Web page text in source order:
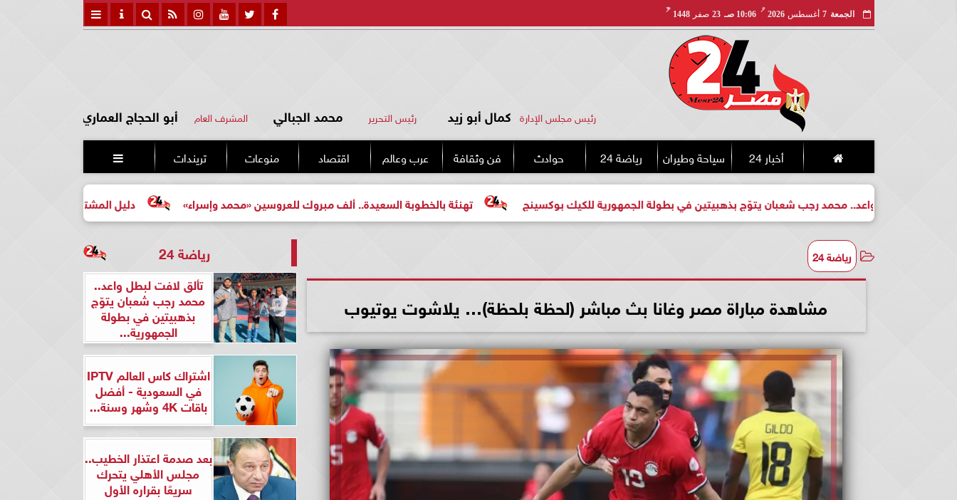
الجمعة 7 أغسطس 2026
مـ
10:06 صـ 23 صفر 1448
هـ
رئيس مجلس الإدارة كمال أبو زيد رئيس التحرير محمد الجبالي المشرف العام أبو الحجاج العماري
أخبار 24 سياحة وطيران رياضة 24 حوادث فن وثقافة عرب وعالم اقتصاد منوعات تريندات 
دليل المشتري لأول مرة لاختيار مشروع تهنئة بالخطوبة السعيدة.. ألف مبروك للعروسين «محمد وإسراء» واعد.. محمد رجب شعبان يتوّج بذهبيتين في بطولة الجمهورية للكيك بوكسينج
رياضة 24
مشاهدة مباراة مصر وغانا بث مباشر (لحظة بلحظة)… يلاشوت يوتيوب
رياضة 24
تألق لافت لبطل واعد..
محمد رجب شعبان يتوّج
بذهبيتين في بطولة
الجمهورية...
اشتراك كاس العالم IPTV
في السعودية - أفضل
باقات 4K وشهر وسنة...
بعد صدمة اعتذار الخطيب..
مجلس الأهلي يتحرك
سريعًا بقراره الأول